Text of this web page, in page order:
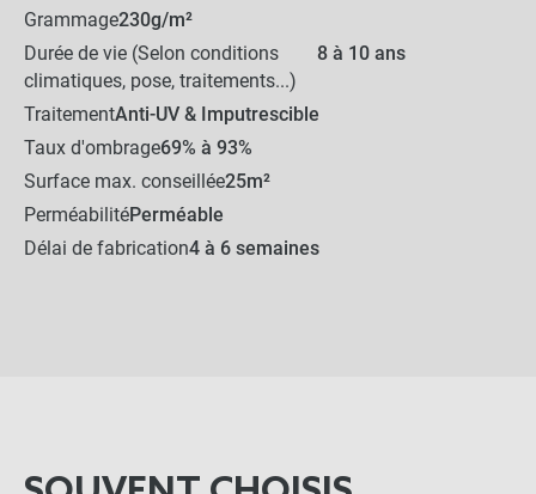
Grammage230g/m²
Durée de vie (Selon conditions
climatiques, pose, traitements...)
8 à 10 ans
TraitementAnti-UV & Imputrescible
Taux d'ombrage69% à 93%
Surface max. conseillée25m²
PerméabilitéPerméable
Délai de fabrication4 à 6 semaines